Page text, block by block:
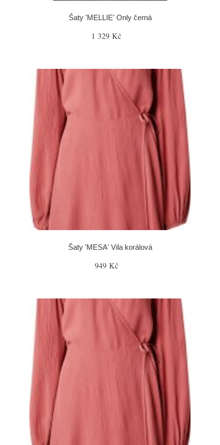
Šaty 'MELLIE' Only černá
1 329 Kč
Šaty 'MESA' Vila korálová
949 Kč